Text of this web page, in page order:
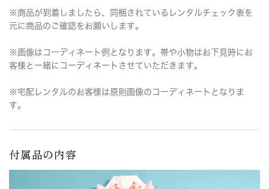
※商品が到着しましたら、同梱されているレンタルチェック表を
元に商品のご確認をお願いします。
※画像はコーディネート例となります。帯や小物はお下見時にお
客様と一緒にコーディネートさせていただきます。
※宅配レンタルのお客様は原則画像のコーディネートとなりま
す。
付属品の内容